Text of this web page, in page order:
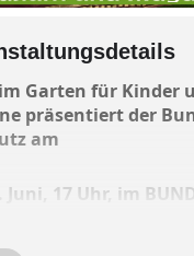
Garten für Kinder
präsentiert der
am
Juni, 17 Uhr, im